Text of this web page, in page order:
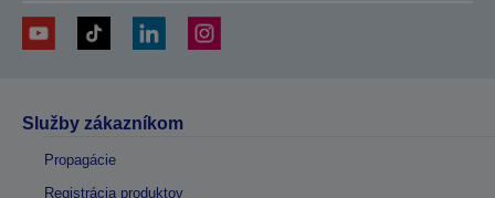
Služby zákazníkom
Propagácie
Registrácia produktov